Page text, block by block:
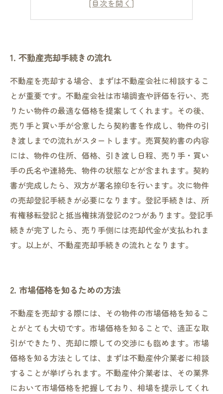
1. 不動産売却手続きの流れ
不動産を売却する場合、まずは不動産会社に相談するこ
とが重要です。不動産会社は市場調査や評価を行い、売
りたい物件の最適な価格を提案してくれます。その後、
売り手と買い手が合意したら契約書を作成し、物件の引
き渡しまでの流れがスタートします。売買契約書の内容
には、物件の住所、価格、引き渡し日程、売り手・買い
手の氏名や連絡先、物件の状態などが含まれます。契約
書が完成したら、双方が署名捺印を行います。次に物件
の売却登記手続きが必要になります。登記手続きは、所
有権移転登記と抵当権抹消登記の2つがあります。登記手
続きが完了したら、売り手側には売却代金が支払われま
す。以上が、不動産売却手続きの流れとなります。
2. 市場価格を知るための方法
不動産を売却する際には、その物件の市場価格を知るこ
とがとても大切です。市場価格を知ることで、適正な取
引ができたり、売却に際しての交渉にも臨めます。市場
価格を知る方法としては、まずは不動産仲介業者に相談
することが挙げられます。不動産仲介業者は、その業界
において市場価格を把握しており、相場を提示してくれ